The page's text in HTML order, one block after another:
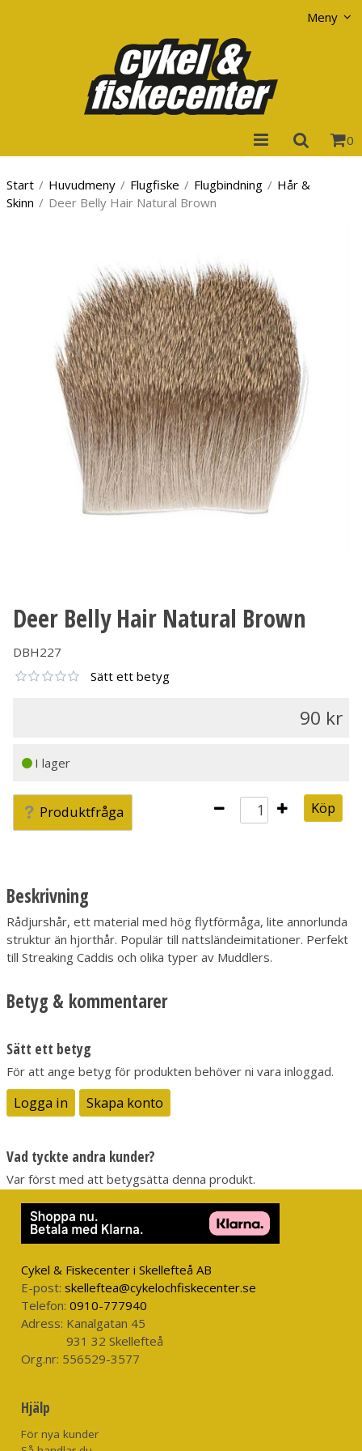
Meny
0
Start / Huvudmeny / Flugfiske / Flugbindning / Hår &
Skinn / Deer Belly Hair Natural Brown
Deer Belly Hair Natural Brown
DBH227
Sätt ett betyg
90
I lager
Produktfråga Köp
Beskrivning
Rådjurshår, ett material med hög flytförmåga, lite annorlunda
struktur än hjorthår. Populär till nattsländeimitationer. Perfekt
till Streaking Caddis och olika typer av Muddlers.
Betyg & kommentarer
Sätt ett betyg
För att ange betyg för produkten behöver ni vara inloggad.
Logga in Skapa konto
Vad tyckte andra kunder?
Var först med att betygsätta denna produkt.
Cykel & Fiskecenter i Skellefteå AB
E-post: skelleftea@cykelochfiskecenter.se
Telefon: 0910-777940
Adress: Kanalgatan 45
931 32 Skellefteå
Org.nr: 556529-3577
Hjälp
För nya kunder